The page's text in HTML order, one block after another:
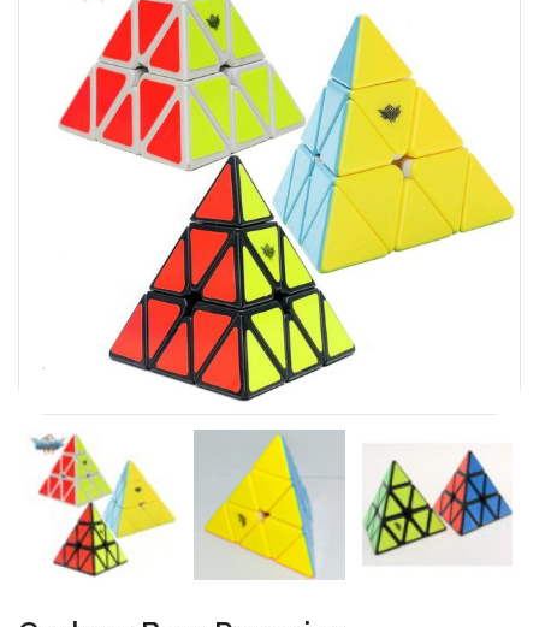
DaYan
DianSheng
MoHuanShoSu
MoJue
Mozhi